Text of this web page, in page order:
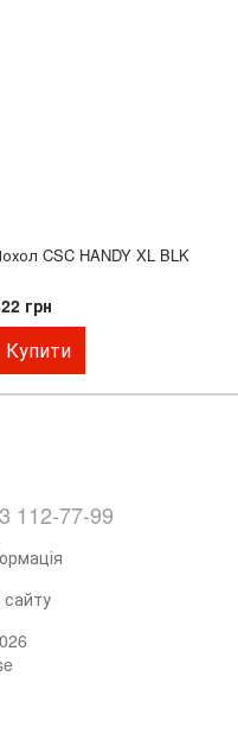
CSC HANDY XL BLK
грн
Купити
112-77-99
сайту